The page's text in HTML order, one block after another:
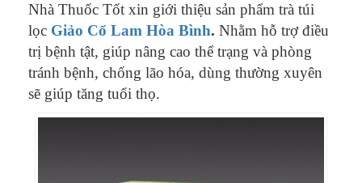
Nhà Thuốc Tốt xin giới thiệu sản phẩm trà túi
lọc Giảo Cổ Lam Hòa Bình. Nhằm hỗ trợ điều
trị bệnh tật, giúp nâng cao thể trạng và phòng
tránh bệnh, chống lão hóa, dùng thường xuyên
sẽ giúp tăng tuổi thọ.